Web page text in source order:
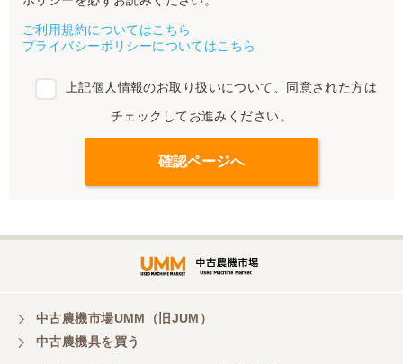
ご利用規約についてはこちら
プライバシーポリシーについてはこちら
上記個人情報のお取り扱いについて、同意された方は
チェックしてお進みください。
中古農機市場UMM（旧JUM）
中古農機具を買う